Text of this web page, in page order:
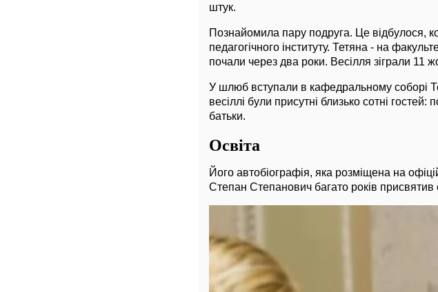
штук.
Познайомила пару подруга. Це відбулося,
педагогічного інституту. Тетяна - на
почали через два роки. Весілля зіграли 11
У шлюб вступали в кафедральному соборі
весіллі були присутні близько сотні
батьки.
Освіта
Його автобіографія, яка розміщена на
Степан Степанович багато років присвятив